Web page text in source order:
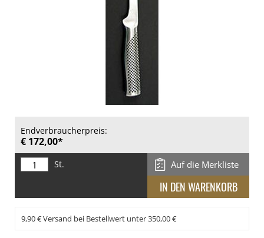
Endverbraucherpreis:
€ 172,00*
St. Auf die Merkliste
9,90 € Versand bei Bestellwert unter 350,00 €